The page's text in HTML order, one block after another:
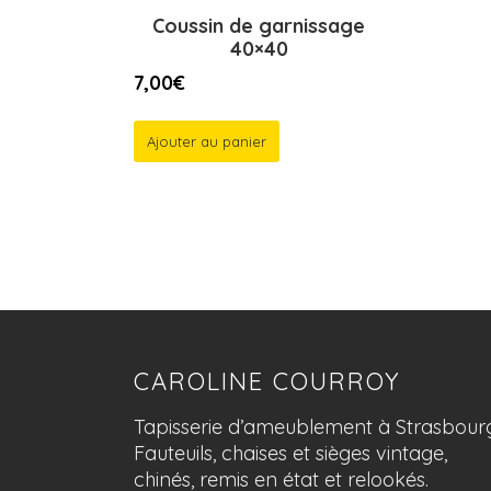
Coussin de garnissage
40×40
7,00€
Ajouter au panier
CAROLINE COURROY
Tapisserie d’ameublement à
Fauteuils, chaises et sièges vintage,
chinés, remis en état et relookés.